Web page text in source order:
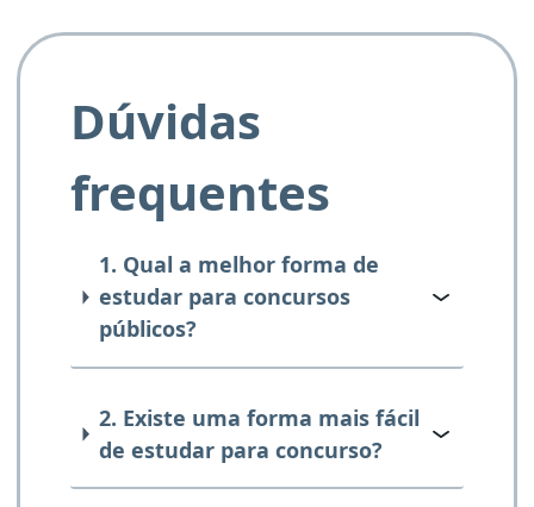
Dúvidas
frequentes
1. Qual a melhor forma de
estudar para concursos
públicos?
2. Existe uma forma mais fácil
de estudar para concurso?